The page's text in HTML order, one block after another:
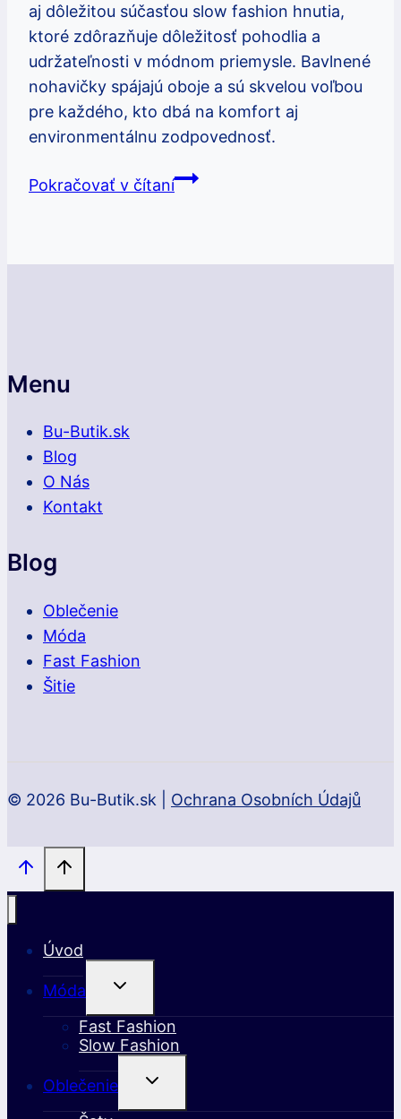
aj dôležitou súčasťou slow fashion hnutia,
ktoré zdôrazňuje dôležitosť pohodlia a
udržateľnosti v módnom priemysle. Bavlnené
nohavičky spájajú oboje a sú skvelou voľbou
pre každého, kto dbá na komfort aj
environmentálnu zodpovednosť.
Pokračovať v čítaníBavlnené
Menu
Bu-Butik.sk
Blog
O Nás
Kontakt
Blog
Oblečenie
Móda
Fast Fashion
Šitie
© 2026 Bu-Butik.sk | Ochrana Osobních Údajů
Úvod
Móda
Toggle
Menu
Fast Fashion
Slow Fashion
Oblečenie
Toggle
Menu